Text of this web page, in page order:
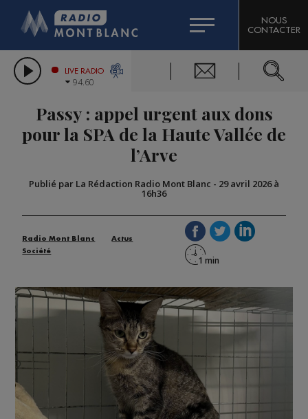
LES CHRONIQUES DE L'EXPERT
CITIZEN MACHINERY
GRAND MASSIF DOMAINES SKIABLES
BIGARD
COMPAGNIE DU MONT-BLANC
NOUS
CONTACTER
LIVE RADIO
94.60
Passy : appel urgent aux dons
pour la SPA de la Haute Vallée de
l’Arve
Publié par La Rédaction Radio Mont Blanc - 29 avril 2026 à
16h36
Radio Mont Blanc
Actus
Société